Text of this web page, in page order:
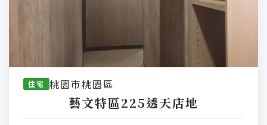
住宅 桃園市桃園區
藝文特區225透天店地